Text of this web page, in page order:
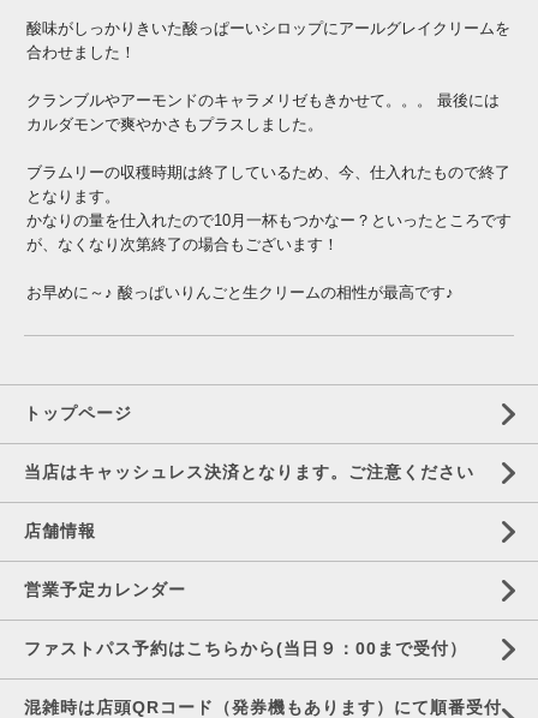
酸味がしっかりきいた酸っぱーいシロップにアールグレイクリームを
合わせました！
クランブルやアーモンドのキャラメリゼもきかせて。。。 最後には
カルダモンで爽やかさもプラスしました。
ブラムリーの収穫時期は終了しているため、今、仕入れたもので終了
となります。
かなりの量を仕入れたので10月一杯もつかなー？といったところです
が、なくなり次第終了の場合もございます！
お早めに～♪ 酸っぱいりんごと生クリームの相性が最高です♪
トップページ
当店はキャッシュレス決済となります。ご注意ください
店舗情報
営業予定カレンダー
ファストパス予約はこちらから(当日９：00まで受付）
混雑時は店頭QRコード（発券機もあります）にて順番受付